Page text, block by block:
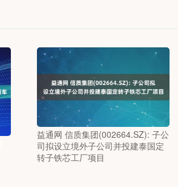
益通网 信质集团(002664.SZ): 子公
司拟设立境外子公司并投建泰国定
转子铁芯工厂项目